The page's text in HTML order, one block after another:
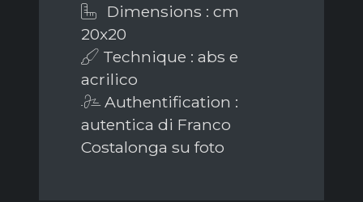
Dimensions : cm
20x20
Technique : abs e
acrilico
Authentification :
autentica di Franco
Costalonga su foto